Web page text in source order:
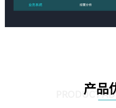
产品
PRODUCT